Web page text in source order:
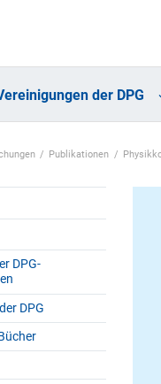
der DPG
Publikationen
DPG-
DPG